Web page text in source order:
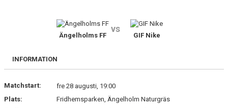
KONTAKT
Ängelholms FF
vs
GIF Nike
INFORMATION
Matchstart:
fre 28 augusti, 19:00
Plats:
Fridhemsparken, Ängelholm Naturgräs